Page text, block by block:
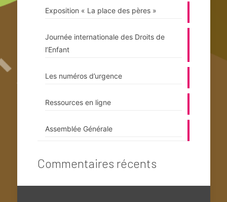
Exposition « La place des pères »
Journée internationale des Droits de
l’Enfant
Les numéros d’urgence
Ressources en ligne
Assemblée Générale
Commentaires récents